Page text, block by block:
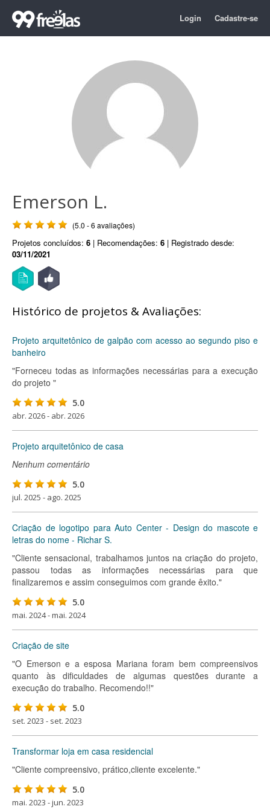
Login Cadastre-se
Emerson L.
(5.0 - 6 avaliações)
Projetos concluídos: 6 | Recomendações: 6 | Registrado desde:
03/11/2021
Histórico de projetos & Avaliações:
Projeto arquitetônico de galpão com acesso ao segundo piso e
banheiro
"Forneceu todas as informações necessárias para a execução
do projeto "
5.0
abr. 2026 - abr. 2026
Projeto arquitetônico de casa
Nenhum comentário
5.0
jul. 2025 - ago. 2025
Criação de logotipo para Auto Center - Design do mascote e
letras do nome - Richar S.
"Cliente sensacional, trabalhamos juntos na criação do projeto,
passou todas as informações necessárias para que
finalizaremos e assim conseguimos com grande êxito."
5.0
mai. 2024 - mai. 2024
Criação de site
"O Emerson e a esposa Mariana foram bem compreensivos
quanto às dificuldades de algumas questões durante a
execução do trabalho. Recomendo!!"
5.0
set. 2023 - set. 2023
Transformar loja em casa residencial
"Cliente compreensivo, prático,cliente excelente."
5.0
mai. 2023 - jun. 2023